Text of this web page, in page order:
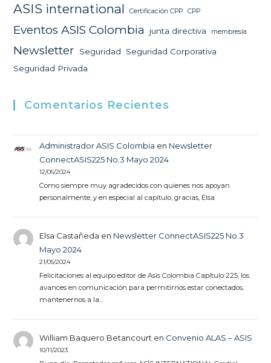
ASIS international Certificación CPP CPP
Eventos ASIS Colombia junta directiva membresía
Newsletter Seguridad
Seguridad Corporativa
Seguridad Privada
Comentarios Recientes
Administrador ASIS Colombia en Newsletter
ConnectASIS225 No.3 Mayo 2024
12/06/2024
Como siempre muy agradecidos con quienes nos apoyan
personalmente, y en especial al capitulo, gracias, Elsa
Elsa Castañeda en Newsletter ConnectASIS225 No.3
Mayo 2024
21/05/2024
Felicitaciones al equipo editor de Asis Colombia Capítulo 225, los
avances en comunicación para permitirnos estar conectados,
mantenernos a la…
William Baquero Betancourt en Convenio ALAS – ASIS
10/11/2023